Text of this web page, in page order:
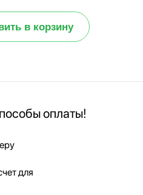
в корзину
оплаты!
для